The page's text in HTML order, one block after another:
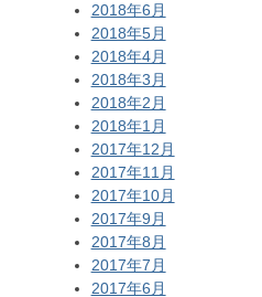
2018年6月
2018年5月
2018年4月
2018年3月
2018年2月
2018年1月
2017年12月
2017年11月
2017年10月
2017年9月
2017年8月
2017年7月
2017年6月